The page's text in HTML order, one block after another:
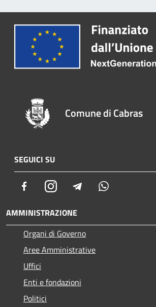
Comune di Cabras
SEGUICI SU
FacebookInstagram Telegram
AMMINISTRAZIONE
Organi di Governo
Aree Amministrative
Uffici
Enti e fondazioni
Politici